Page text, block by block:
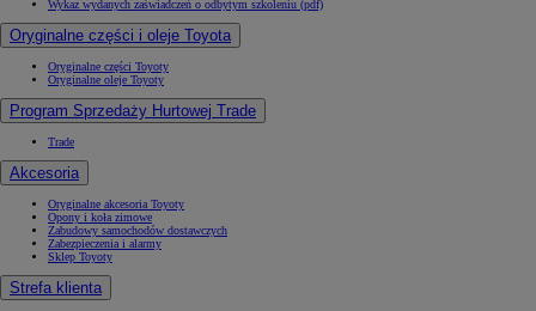
Wykaz wydanych zaświadczeń o odbytym szkoleniu (pdf)
Oryginalne części i oleje Toyota
Oryginalne części Toyoty
Oryginalne oleje Toyoty
Program Sprzedaży Hurtowej Trade
Trade
Akcesoria
Oryginalne akcesoria Toyoty
Opony i koła zimowe
Zabudowy samochodów dostawczych
Zabezpieczenia i alarmy
Sklep Toyoty
Strefa klienta